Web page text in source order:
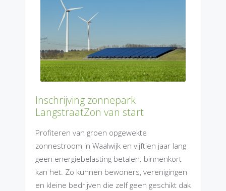
Inschrijving zonnepark
LangstraatZon van start
Profiteren van groen opgewekte
zonnestroom in Waalwijk en vijftien jaar lang
geen energiebelasting betalen: binnenkort
kan het. Zo kunnen bewoners, verenigingen
en kleine bedrijven die zelf geen geschikt dak